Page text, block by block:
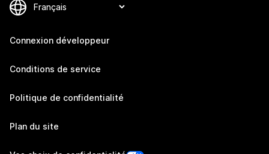
Connexion développeur
Conditions de service
Politique de confidentialité
Plan du site